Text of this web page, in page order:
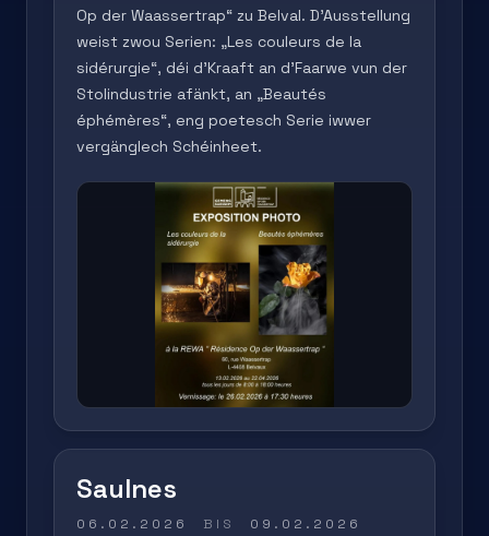
Op der Waassertrap“ zu Belval. D’Ausstellung
weist zwou Serien: „Les couleurs de la
sidérurgie“, déi d’Kraaft an d’Faarwe vun der
Stolindustrie afänkt, an „Beautés
éphémères“, eng poetesch Serie iwwer
vergänglech Schéinheet.
Saulnes
06.02.2026 BIS 09.02.2026